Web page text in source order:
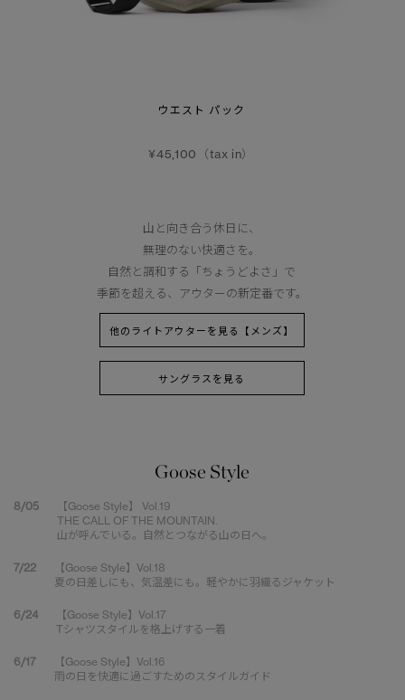
ウエスト パック
¥45,100（tax in）
山と向き合う休日に、
無理のない快適さを。
自然と調和する「ちょうどよさ」で
季節を超える、アウターの新定番です。
他のライトアウターを見る【メンズ】
サングラスを見る
Goose Style
8/05
【Goose Style】 Vol.19
THE CALL OF THE MOUNTAIN.
山が呼んでいる。自然とつながる山の日へ。
7/22
【Goose Style】Vol.18
夏の日差しにも、気温差にも。軽やかに羽織るジャケット
6/24
【Goose Style】Vol.17
Tシャツスタイルを格上げする一着
6/17
【Goose Style】Vol.16
雨の日を快適に過ごすためのスタイルガイド